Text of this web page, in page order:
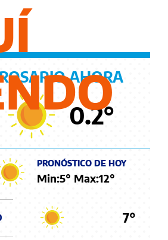
AHORA
0.2°
PRONÓSTICO DE HOY
Min:5° Max:12°
7°